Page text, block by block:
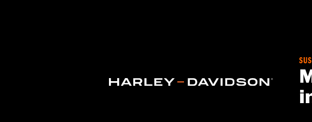
empuñaduras deben estar conectados por cableado
exclusiones específicas de las empuñaduras con
Installation Instructions